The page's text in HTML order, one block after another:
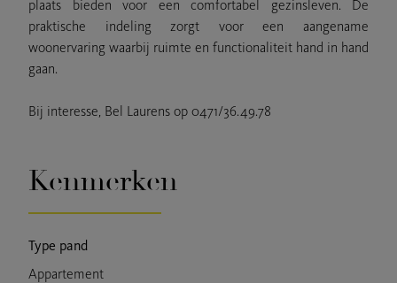
plaats bieden voor een comfortabel gezinsleven. De
praktische indeling zorgt voor een aangename
woonervaring waarbij ruimte en functionaliteit hand in hand
gaan.
Bij interesse, Bel Laurens op 0471/36.49.78
Kenmerken
Type pand
Appartement